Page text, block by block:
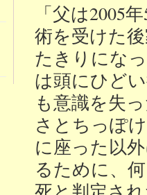
「父は2005
術を受けた
たきりにな
は頭にひど
も意識を失
さとちっぽ
に座った以
るために、